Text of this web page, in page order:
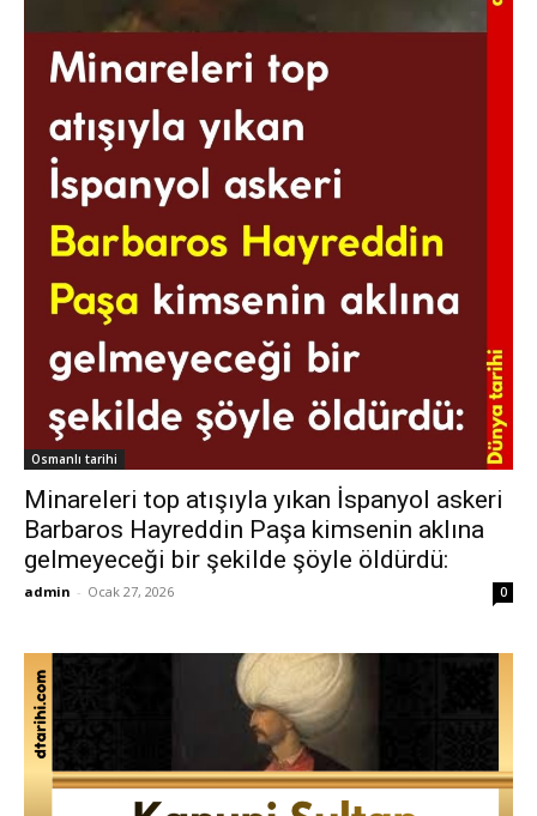
Osmanlı tarihi
Minareleri top atışıyla yıkan İspanyol askeri
Barbaros Hayreddin Paşa kimsenin aklına
gelmeyeceği bir şekilde şöyle öldürdü:
admin - Ocak 27, 2026 0